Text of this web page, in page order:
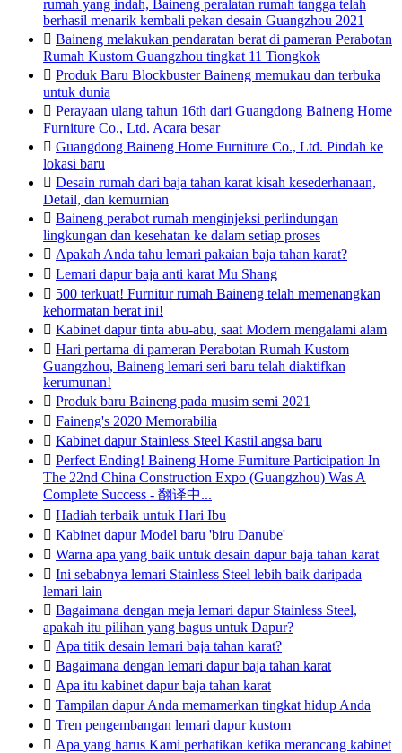
rumah yang indah, Baineng peralatan rumah tangga telah
berhasil menarik kembali pekan desain Guangzhou 2021
 Baineng melakukan pendaratan berat di pameran Perabotan
Rumah Kustom Guangzhou tingkat 11 Tiongkok
 Produk Baru Blockbuster Baineng memukau dan terbuka
untuk dunia
 Perayaan ulang tahun 16th dari Guangdong Baineng Home
Furniture Co., Ltd. Acara besar
 Guangdong Baineng Home Furniture Co., Ltd. Pindah ke
lokasi baru
 Desain rumah dari baja tahan karat kisah kesederhanaan,
Detail, dan kemurnian
 Baineng perabot rumah menginjeksi perlindungan
lingkungan dan kesehatan ke dalam setiap proses
 Apakah Anda tahu lemari pakaian baja tahan karat?
 Lemari dapur baja anti karat Mu Shang
 500 terkuat! Furnitur rumah Baineng telah memenangkan
kehormatan berat ini!
 Kabinet dapur tinta abu-abu, saat Modern mengalami alam
 Hari pertama di pameran Perabotan Rumah Kustom
Guangzhou, Baineng lemari seri baru telah diaktifkan
kerumunan!
 Produk baru Baineng pada musim semi 2021
 Faineng's 2020 Memorabilia
 Kabinet dapur Stainless Steel Kastil angsa baru
 Perfect Ending! Baineng Home Furniture Participation In
The 22nd China Construction Expo (Guangzhou) Was A
Complete Success - 翻译中...
 Hadiah terbaik untuk Hari Ibu
 Kabinet dapur Model baru 'biru Danube'
 Warna apa yang baik untuk desain dapur baja tahan karat
 Ini sebabnya lemari Stainless Steel lebih baik daripada
lemari lain
 Bagaimana dengan meja lemari dapur Stainless Steel,
apakah itu pilihan yang bagus untuk Dapur?
 Apa titik desain lemari baja tahan karat?
 Bagaimana dengan lemari dapur baja tahan karat
 Apa itu kabinet dapur baja tahan karat
 Tampilan dapur Anda memamerkan tingkat hidup Anda
 Tren pengembangan lemari dapur kustom
 Apa yang harus Kami perhatikan ketika merancang kabinet